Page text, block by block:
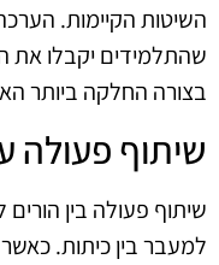
השיטות הקיימות.
שהתלמידים יקבלו
בצורה החלקה ביותר
שיתוף פעולה
שיתוף פעולה בין
למעבר בין כיתות.